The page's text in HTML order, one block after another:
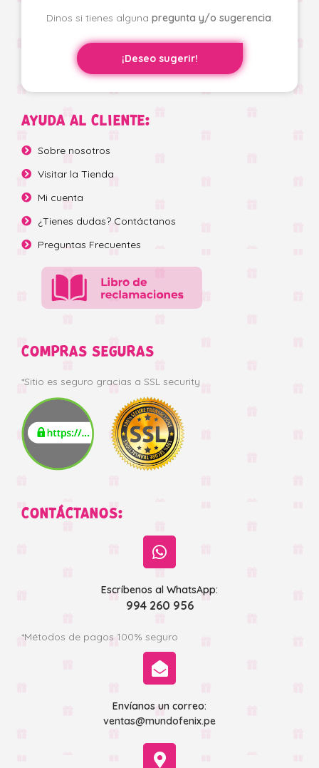
Dinos si tienes alguna pregunta y/o sugerencia.
¡Deseo sugerir!
AYUDA AL CLIENTE:
Sobre nosotros
Visitar la Tienda
Mi cuenta
¿Tienes dudas? Contáctanos
Preguntas Frecuentes
COMPRAS SEGURAS
*Sitio es seguro gracias a SSL security
CONTÁCTANOS:
Escríbenos al WhatsApp:
994 260 956
*Métodos de pagos 100% seguro
Envíanos un correo:
ventas@mundofenix.pe